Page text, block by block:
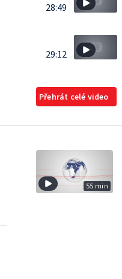
28:49
29:12
Přehrát celé video
55 min